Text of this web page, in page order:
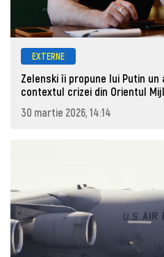
EXTERNE
Zelenski îi propune lui Putin
contextul crizei din Orientul
30 martie 2026, 14:14